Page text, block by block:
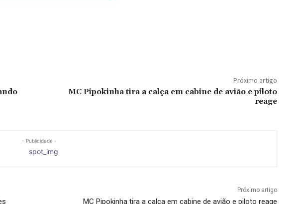
Próximo artigo
MC Pipokinha tira a calça em cabine de avião e piloto
reage
- Publicidade -
Próximo artigo
MC Pipokinha tira a calça em cabine de avião e piloto reage